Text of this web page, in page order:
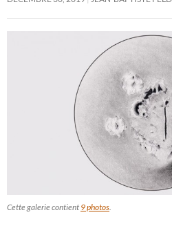
Cette galerie contient 9 photos.